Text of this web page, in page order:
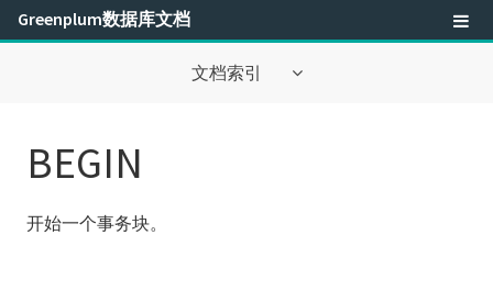
Greenplum数据库文档
文档索引
最佳实践
安全性配置指南
BEGIN
开始一个事务块。